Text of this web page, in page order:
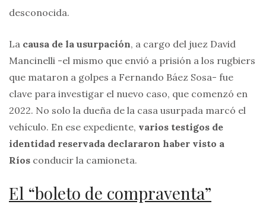
desconocida.
La causa de la usurpación, a cargo del juez David
Mancinelli -el mismo que envió a prisión a los rugbiers
que mataron a golpes a Fernando Báez Sosa- fue
clave para investigar el nuevo caso, que comenzó en
2022. No solo la dueña de la casa usurpada marcó el
vehículo. En ese expediente, varios testigos de
identidad reservada declararon haber visto a
Ríos conducir la camioneta.
El “boleto de compraventa”